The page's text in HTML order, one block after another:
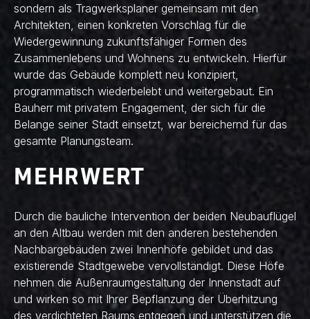
sondern als Tragwerksplaner gemeinsam mit den
Architekten, einen konkreten Vorschlag für die
Wiedergewinnung zukunftsfähiger Formen des
Zusammenlebens und Wohnens zu entwickeln. Hierfür
wurde das Gebäude komplett neu konzipiert,
programmatisch wiederbelebt und weitergebaut. Ein
Bauherr mit privatem Engagement, der sich für die
Belange seiner Stadt einsetzt, war bereichernd für das
gesamte Planungsteam.
MEHRWERT
Durch die bauliche Intervention der beiden Neubauflügel
an den Altbau werden mit den anderen bestehenden
Nachbargebäuden zwei Innenhöfe gebildet und das
existierende Stadtgewebe vervollständigt. Diese Höfe
nehmen die Außenraumgestaltung der Innenstadt auf
und wirken so mit Ihrer Bepflanzung der Überhitzung
des verdichteten Raums entgegen und unterstützen die